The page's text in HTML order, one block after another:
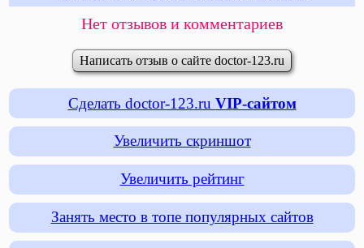
Нет отзывов и комментариев
Написать отзыв о сайте doctor-123.ru
Сделать doctor-123.ru VIP-сайтом
Увеличить скриншот
Увеличить рейтинг
Занять место в топе популярных сайтов